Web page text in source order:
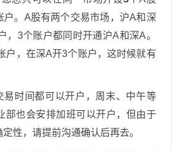
户。A股有两个交易市场，沪A和深
，3个账户都同时开通沪A和深A。
户，在深A开3个账户，这时候就有
易时间都可以开户，周末、中午等
部也会安排加班可以开户，但由于
性，请提前沟通确认后再去。